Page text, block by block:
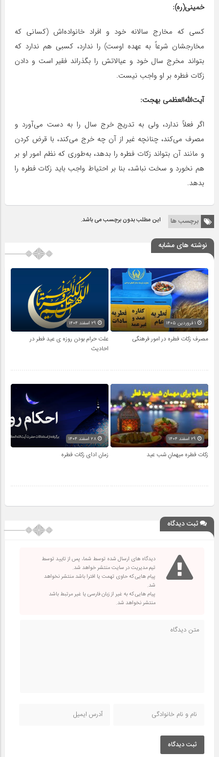
خمینی(ره):
کسی که مخارج سالانه خود و افراد خانواده‌اش (کسانی که
مخارجشان شرعاً به عهده اوست) را ندارد، کسبی هم ندارد که
بتواند مخرج سال خود و عیالاتش را بگذراند فقیر است و دادن
زکات فطره بر او واجب نیست.
آیت‌الله‌العظمی بهجت:
اگر فعلاً ندارد، ولی به تدریج خرج سال را به دست می‌آورد و
مصرف می‌کند، چنانچه غیر از آن چه خرج می‌کند، با قرض کردن
و مانند آن بتواند زکات فطره را بدهد، به‌طوری که نظم امور او بر
هم نخورد و سخت نباشد، بنا بر احتیاط واجب باید زکات فطره را
بدهد.
برچسب ها این مطلب بدون برچسب می باشد.
نوشته های مشابه
مصرف زکات فطره در امور فرهنگی
علت حرام بودن روزه ی عید فطر در
احادیث
زکات فطره میهمانِ شب عید زمان ادای زکات فطره
ثبت دیدگاه
دیدگاه های ارسال شده توسط شما، پس از تایید توسط
تیم مدیریت در سایت منتشر خواهد شد.
پیام هایی که حاوی تهمت یا افترا باشد منتشر نخواهد
شد.
پیام هایی که به غیر از زبان فارسی یا غیر مرتبط باشد
منتشر نخواهد شد.
ثبت دیدگاه